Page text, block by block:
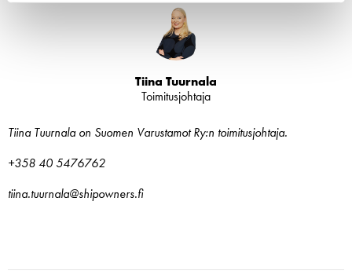
Tiina Tuurnala
Toimitusjohtaja
Tiina Tuurnala on Suomen Varustamot Ry:n toimitusjohtaja.
+358 40 5476762
tiina.tuurnala@shipowners.fi